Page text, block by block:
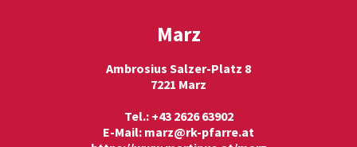
Marz
Ambrosius Salzer-Platz 8
7221 Marz
Tel.: +43 2626 63902
E-Mail: marz@rk-pfarre.at